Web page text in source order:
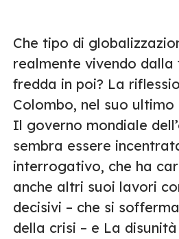
Che tipo di
realmente vivendo dalla
fredda in poi? La
Colombo, nel suo
Il governo mondiale
sembra essere
interrogativo, che ha
anche altri suoi lavori
decisivi – che si
della crisi – e La